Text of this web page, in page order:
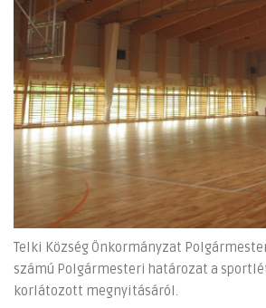
Telki Község Önkormányzat
számú Polgármesteri határozat a
korlátozott megnyitásáról.